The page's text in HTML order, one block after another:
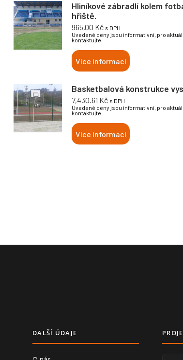
Hliníkové zábradlí kolem
hřiště.
965.00 Kč s DPH
Uvedené ceny jsou informativní, pro
kontaktujte.
Více informací
Basketbalová konstrukce
7,430.61 Kč s DPH
Uvedené ceny jsou informativní, pro
kontaktujte.
Více informací
DALŠÍ ÚDAJE